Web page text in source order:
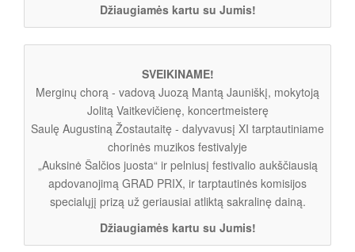
Džiaugiamės kartu su Jumis!
SVEIKINAME!
Merginų chorą - vadovą Juozą Mantą Jauniškį, mokytoją
Jolitą Vaitkevičienę, koncertmeisterę
Saulę Augustiną Žostautaitę - dalyvavusį XI tarptautiniame
chorinės muzikos festivalyje
„Auksinė Šalčios juosta“ ir pelniusį festivalio aukščiausią
apdovanojimą GRAD PRIX, ir tarptautinės komisijos
specialųjį prizą už geriausiai atliktą sakralinę dainą.
Džiaugiamės kartu su Jumis!